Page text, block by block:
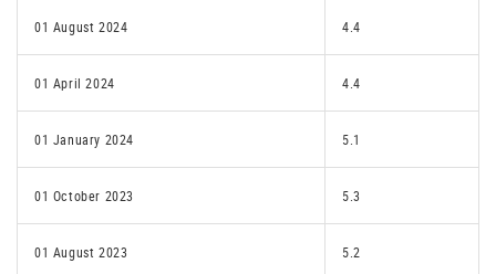
01 August 2024 4.4
01 April 2024 4.4
01 January 2024 5.1
01 October 2023 5.3
01 August 2023 5.2